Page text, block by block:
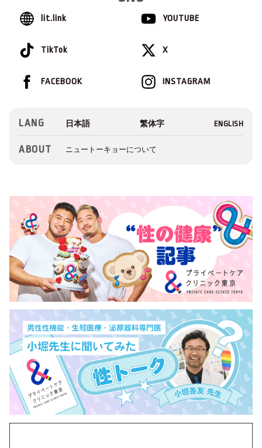
lit.link YOUTUBE
TikTok X
INSTAGRAM
FACEBOOK
LANG
ABOUT ニュートーキョーについて